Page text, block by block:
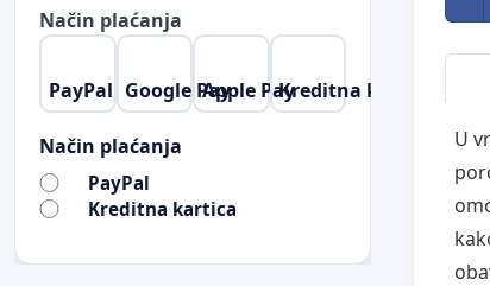
U
Način plaćanja
PayPal Google PayApple PayKreditna kartica
Način plaćanja
PayPal
Kreditna kartica